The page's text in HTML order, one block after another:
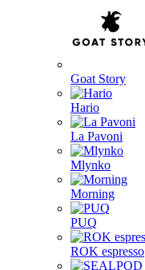
Goat Story
Hario
La Pavoni
Mlynko
Morning
PUQ
ROK espresso